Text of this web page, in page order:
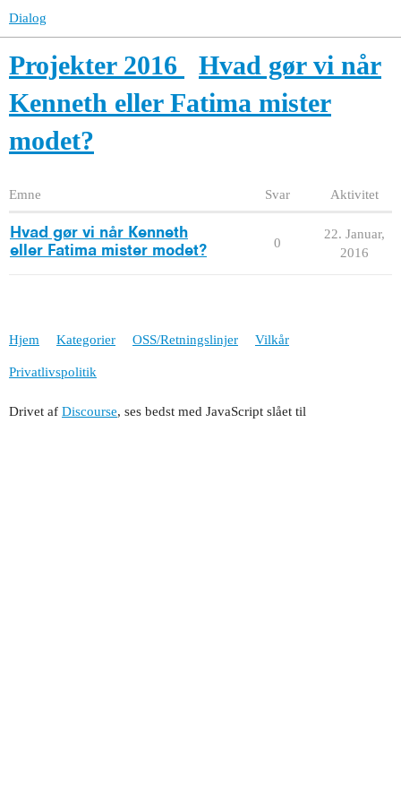
Dialog
Projekter 2016
Hvad gør vi når
Kenneth eller Fatima mister
modet?
Emne Svar Aktivitet
Hvad gør vi når Kenneth
eller Fatima mister modet?
0
22. Januar,
2016
Hjem Kategorier OSS/Retningslinjer Vilkår
Privatlivspolitik
Drivet af Discourse, ses bedst med JavaScript slået til